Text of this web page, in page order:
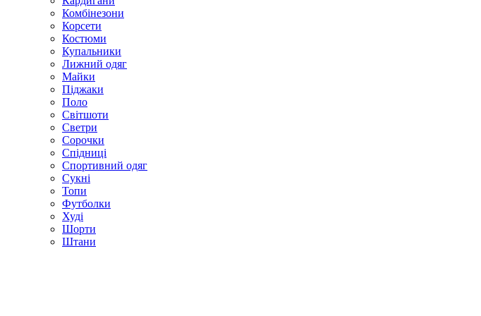
Комбінезони
Корсети
Костюми
Купальники
Лижний одяг
Майки
Піджаки
Поло
Світшоти
Светри
Сорочки
Спідниці
Спортивний одяг
Сукні
Топи
Футболки
Худі
Шорти
Штани